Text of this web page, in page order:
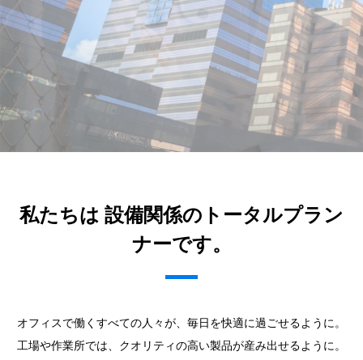
私たちは 設備関係のトータルプラン
ナーです。
オフィスで働くすべての人々が、毎日を快適に過ごせるように。
工場や作業所では、クオリティの高い製品が産み出せるように。